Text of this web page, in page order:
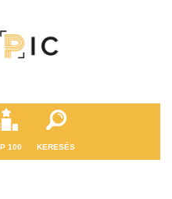
100 KERESÉS